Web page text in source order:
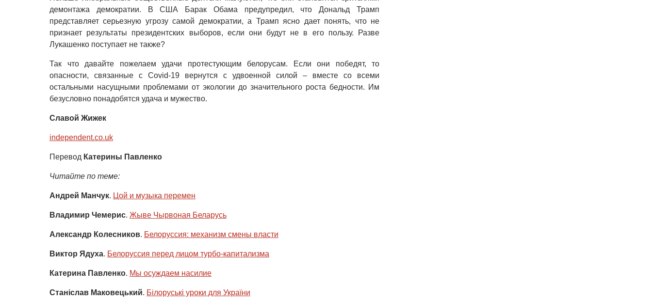
демонтажа демократии. В США Барак Обама предупредил, что Дональд Трамп
представляет серьезную угрозу самой демократии, а Трамп ясно дает понять, что не
признает результаты президентских выборов, если они будут не в его пользу. Разве
Лукашенко поступает не также?
Так что давайте пожелаем удачи протестующим белорусам. Если они победят, то
опасности, связанные с Covid-19 вернутся с удвоенной силой – вместе со всеми
остальными насущными проблемами от экологии до значительного роста бедности. Им
безусловно понадобятся удача и мужество.
Славой Жижек
independent.co.uk
Перевод Катерины Павленко
Читайте по теме:
Андрей Манчук. Цой и музыка перемен
Владимир Чемерис. Жыве Чырвоная Беларусь
Александр Колесников. Белоруссия: механизм смены власти
Виктор Ядуха. Белоруссия перед лицом турбо-капитализма
Катерина Павленко. Мы осуждаем насилие
Станіслав Маковецький. Білоруські уроки для України